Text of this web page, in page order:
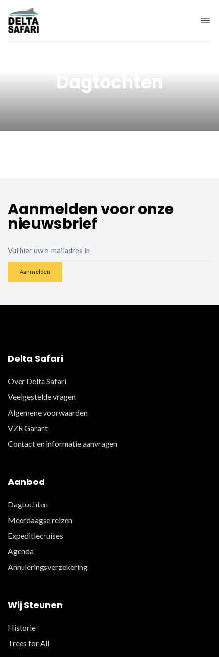
Dagtochten
Aanmelden voor onze
nieuwsbrief
Aanmelden
Delta Safari
Over Delta Safari
Veelgestelde vragen
Algemene voorwaarden
VZR Garant
Contact en informatie aanvragen
Aanbod
Dagtochten
Meerdaagse reizen
Expeditiecruises
Agenda
Annuleringsverzekering
Wij Steunen
Historie
Trees for All